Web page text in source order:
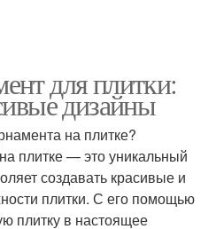
для плитки:
дизайны
на плитке?
плитке — это уникальный
создавать красивые и
плитки. С его помощью
плитку в настоящее